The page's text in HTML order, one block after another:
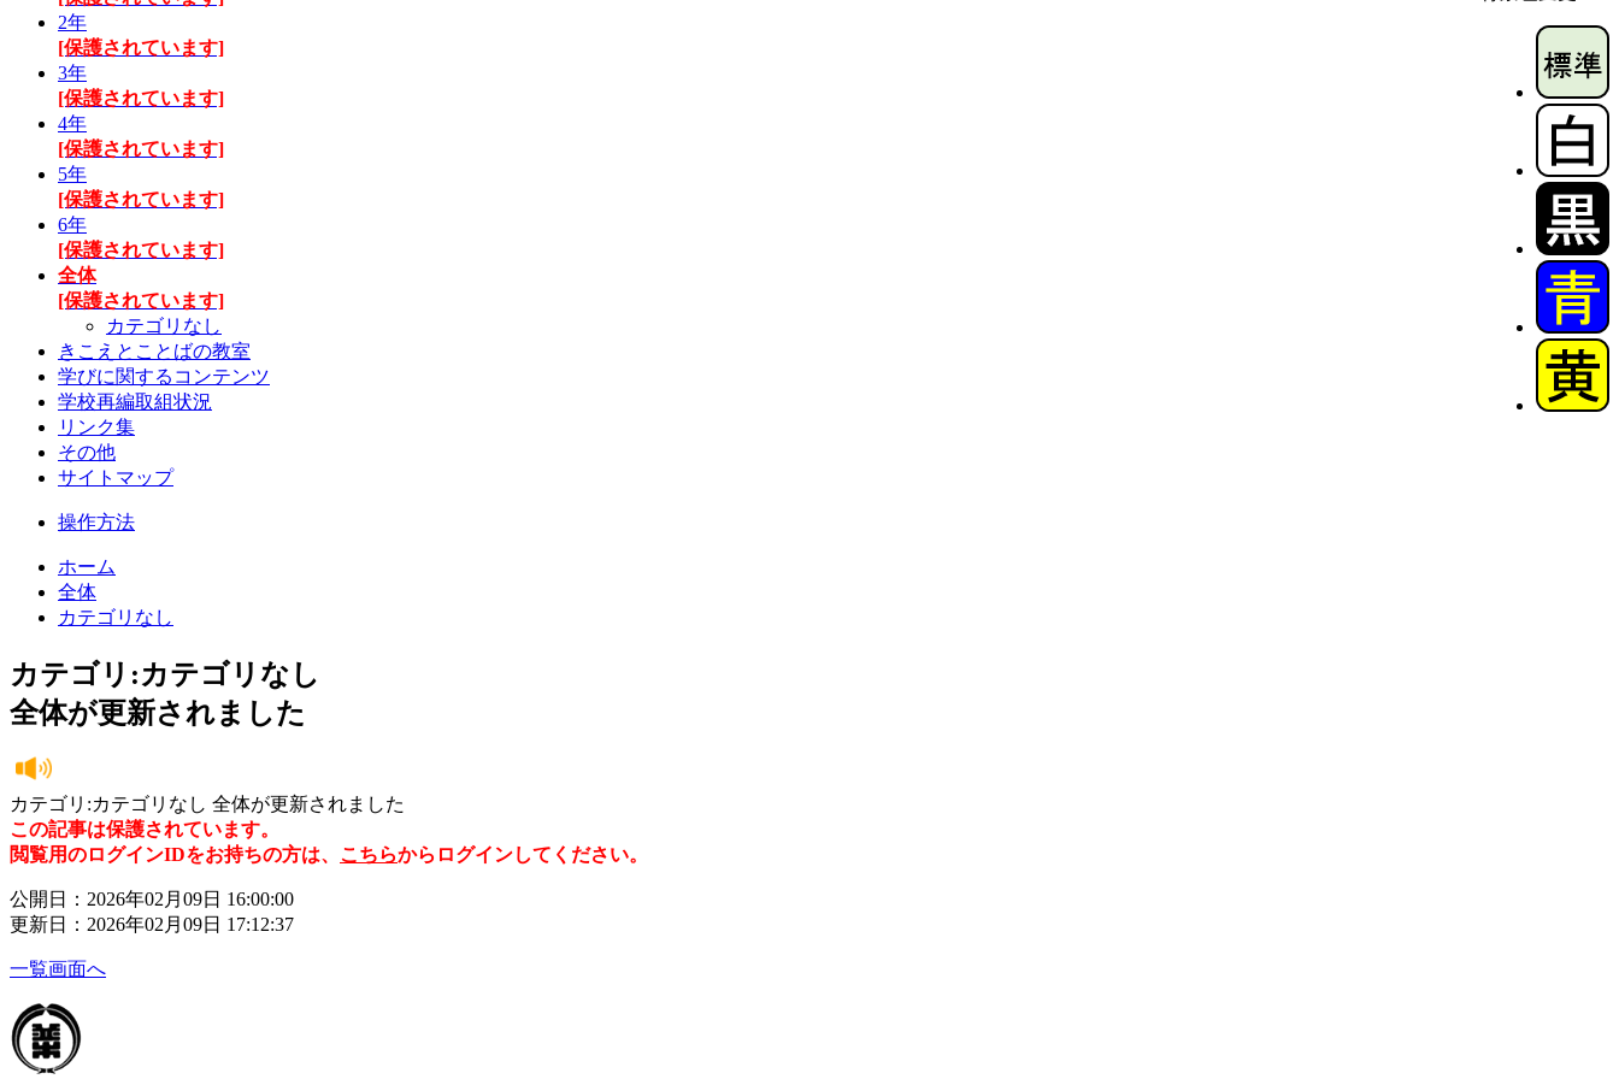
2年
[保護されています]
3年
[保護されています]
4年
[保護されています]
5年
[保護されています]
6年
[保護されています]
全体
[保護されています]
カテゴリなし
きこえとことばの教室
学びに関するコンテンツ
学校再編取組状況
リンク集
その他
サイトマップ
操作方法
ホーム
全体
カテゴリなし
カテゴリ:カテゴリなし
全体が更新されました
カテゴリ:カテゴリなし 全体が更新されました
この記事は保護されています。
閲覧用のログインIDをお持ちの方は、 こちらからログインしてください。
公開日：2026年02月09日 16:00:00
更新日：2026年02月09日 17:12:37
一覧画面へ